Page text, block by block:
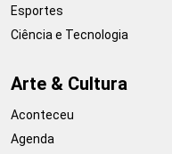
Esportes
Ciência e Tecnologia
Arte & Cultura
Aconteceu
Agenda